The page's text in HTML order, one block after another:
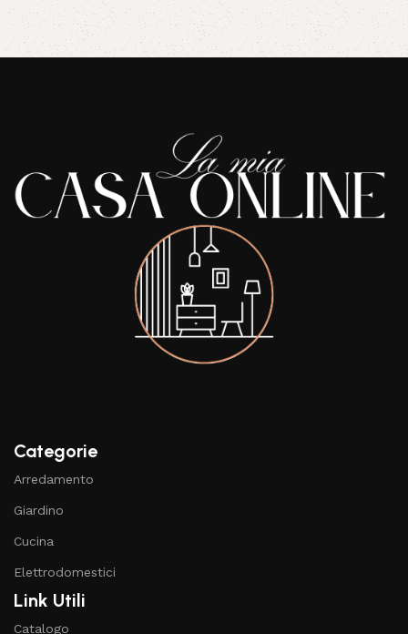
Read More
Categorie
Arredamento
Giardino
Cucina
Elettrodomestici
Link Utili
Catalogo